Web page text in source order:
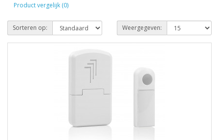
Product vergelijk (0)
Sorteren op: Weergegeven: